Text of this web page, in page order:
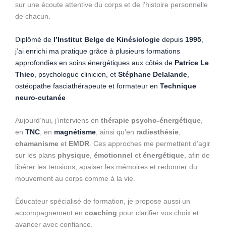
sur une écoute attentive du corps et de l’histoire personnelle
de chacun.
Diplômé de l’Institut Belge de Kinésiologie depuis 1995
j’ai enrichi ma pratique grâce à plusieurs formations
approfondies en soins énergétiques aux côtés de Patrice Le
Thiec , psychologue clinicien, et Stéphane Delalande
ostéopathe fasciathérapeute et formateur en Technique
neuro-cutanée
Aujourd’hui, j’interviens en thérapie psycho-énergétique
en TNC , en magnétisme , ainsi qu’en radiesthésie
chamanisme et EMDR . Ces approches me permettent d’agir
sur les plans physique émotionnel et énergétique , afin de
libérer les tensions, apaiser les mémoires et redonner du
mouvement au corps comme à la vie.
Éducateur spécialisé de formation, je propose aussi un
accompagnement en coaching pour clarifier vos choix et
avancer avec confiance.